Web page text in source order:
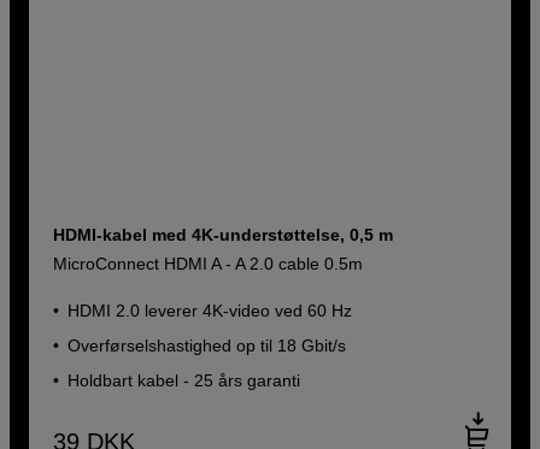
HDMI-kabel med 4K-understøttelse, 0,5 m
MicroConnect HDMI A - A 2.0 cable 0.5m
HDMI 2.0 leverer 4K-video ved 60 Hz
Overførselshastighed op til 18 Gbit/s
Holdbart kabel - 25 års garanti
39 DKK